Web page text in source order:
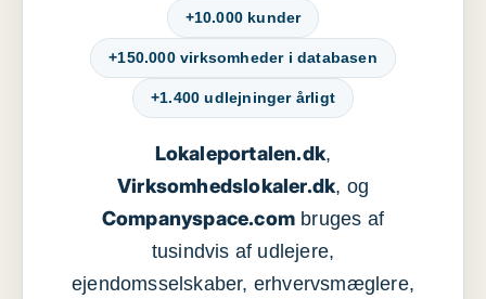
+10.000 kunder
+150.000 virksomheder i databasen
+1.400 udlejninger årligt
Lokaleportalen.dk,
Virksomhedslokaler.dk, og
Companyspace.com bruges af
tusindvis af udlejere,
ejendomsselskaber, erhvervsmæglere,